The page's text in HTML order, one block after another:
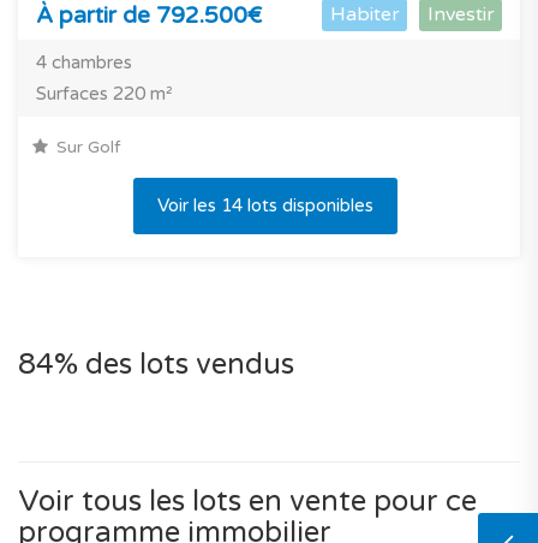
À partir de 792.500€ Habiter Investir
4 chambres
Surfaces 220 m²
Sur Golf
Voir les 14 lots disponibles
84% des lots vendus
Voir tous les lots en vente pour ce
programme immobilier